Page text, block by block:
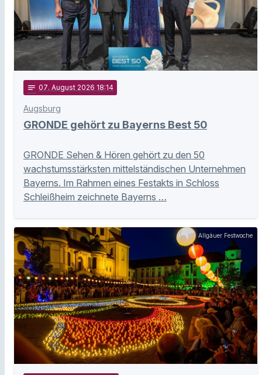
notes 07. August 2026 18:14
Augsburg
GRONDE gehört zu Bayerns Best 50
GRONDE Sehen & Hören gehört zu den 50
wachstumsstärksten mittelständischen Unternehmen
Bayerns. Im Rahmen eines Festakts in Schloss
Schleißheim zeichnete Bayerns …
Allgäuer Festwoche